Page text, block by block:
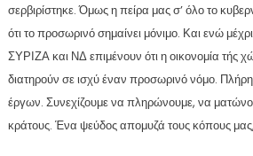
σερβιρίστηκε. Όμως η πείρα μας σ’ όλο το
ότι το προσωρινό σημαίνει μόνιμο. Και ενώ
ΣΥΡΙΖΑ και ΝΔ επιμένουν ότι η οικονομία τής
διατηρούν σε ισχύ έναν προσωρινό νόμο.
έργων. Συνεχίζουμε να πληρώνουμε, να
κράτους. Ένα ψεύδος απομυζά τους κόπους